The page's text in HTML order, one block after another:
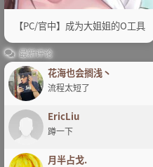
【PC/官中】成为大姐姐的O工具
最新评论
花海也会搁浅丶
流程太短了
EricLiu
蹲一下
月半占戈.